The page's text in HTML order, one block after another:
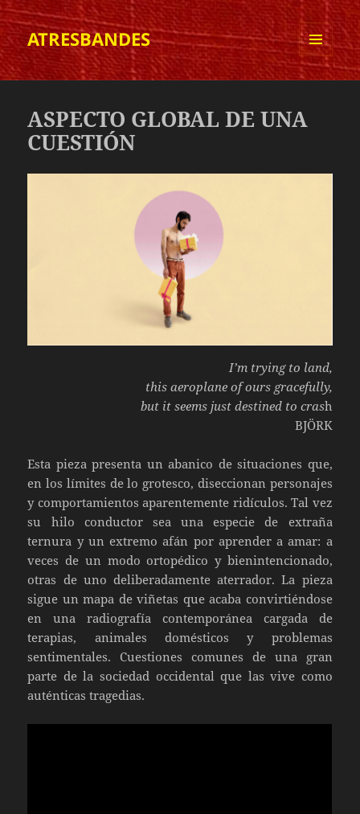
ATRESBANDES
MENÚ
Y
ASPECTO GLOBAL DE UNA
CUESTIÓN
I’m trying to land,
this aeroplane of ours gracefully,
but it seems just destined to crash
BJÖRK
Esta pieza presenta un abanico de situaciones que,
en los límites de lo grotesco, diseccionan personajes
y comportamientos aparentemente ridículos. Tal vez
su hilo conductor sea una especie de extraña
ternura y un extremo afán por aprender a amar: a
veces de un modo ortopédico y bienintencionado,
otras de uno deliberadamente aterrador. La pieza
sigue un mapa de viñetas que acaba convirtiéndose
en una radiografía contemporánea cargada de
terapias, animales domésticos y problemas
sentimentales. Cuestiones comunes de una gran
parte de la sociedad occidental que las vive como
auténticas tragedias.